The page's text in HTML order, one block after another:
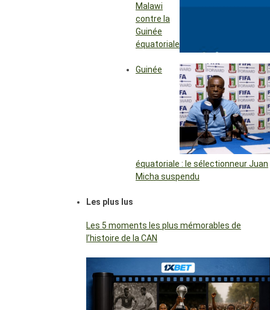
Malawi
contre la
Guinée
équatoriale
Guinée
équatoriale : le sélectionneur Juan
Micha suspendu
Les plus lus
Les 5 moments les plus mémorables de
l’histoire de la CAN